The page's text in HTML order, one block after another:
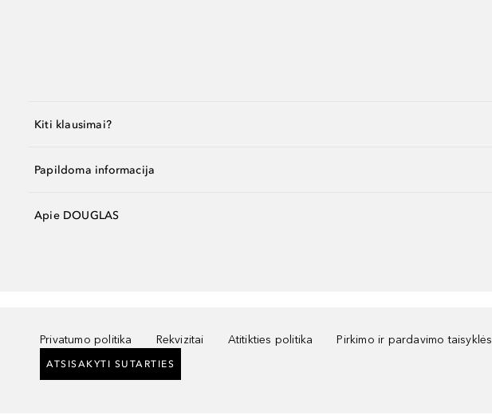
Kiti klausimai?
Papildoma informacija
Apie DOUGLAS
Privatumo politika Rekvizitai Atitikties politika Pirkimo ir pardavimo taisyklės
ATSISAKYTI SUTARTIES